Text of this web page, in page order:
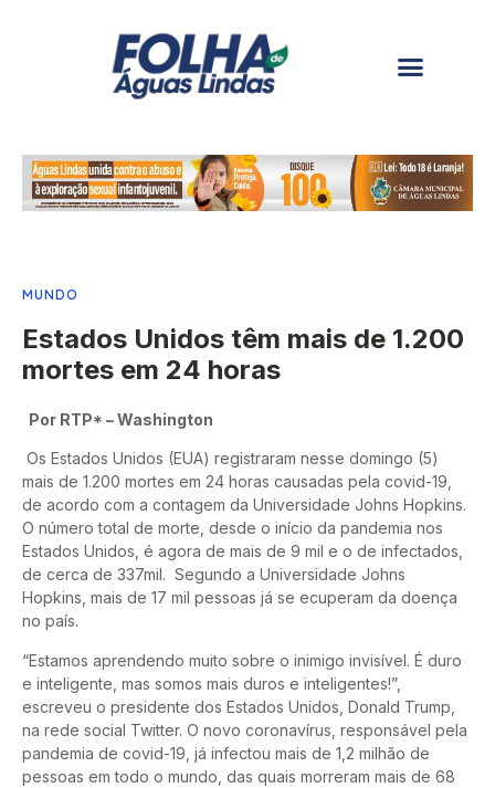
MUNDO
Estados Unidos têm mais de 1.200
mortes em 24 horas
Por RTP* – Washington
Os Estados Unidos (EUA) registraram nesse domingo (5)
mais de 1.200 mortes em 24 horas causadas pela covid-19,
de acordo com a contagem da Universidade Johns Hopkins.
O número total de morte, desde o início da pandemia nos
Estados Unidos, é agora de mais de 9 mil e o de infectados,
de cerca de 337mil. Segundo a Universidade Johns
Hopkins, mais de 17 mil pessoas já se ecuperam da doença
no país.
“Estamos aprendendo muito sobre o inimigo invisível. É duro
e inteligente, mas somos mais duros e inteligentes!”,
escreveu o presidente dos Estados Unidos, Donald Trump,
na rede social Twitter. O novo coronavírus, responsável pela
pandemia de covid-19, já infectou mais de 1,2 milhão de
pessoas em todo o mundo, das quais morreram mais de 68